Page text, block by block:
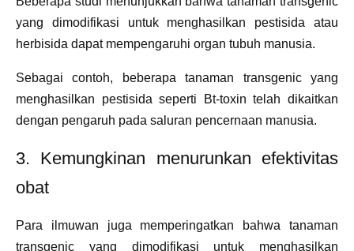
yang dimodifikasi untuk menghasilkan pestisida atau
herbisida dapat mempengaruhi organ tubuh manusia.
Sebagai contoh, beberapa tanaman transgenic yang
menghasilkan pestisida seperti Bt-toxin telah dikaitkan
dengan pengaruh pada saluran pencernaan manusia.
3. Kemungkinan menurunkan efektivitas
obat
Para ilmuwan juga memperingatkan bahwa tanaman
transgenic yang dimodifikasi untuk menghasilkan